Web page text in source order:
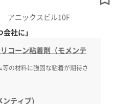
アニックスビル10F
社に」
コーン粘着剤（モメンテ
の材料に強固な粘着が期待さ
ンティブ)